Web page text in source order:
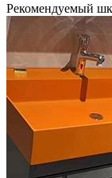
Рекомендуемый